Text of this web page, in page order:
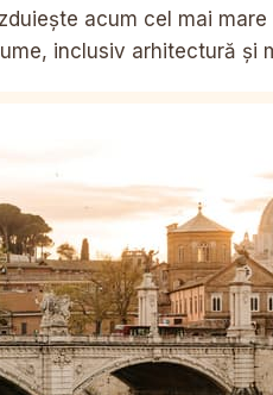
acum cel mai
inclusiv arhitectură și